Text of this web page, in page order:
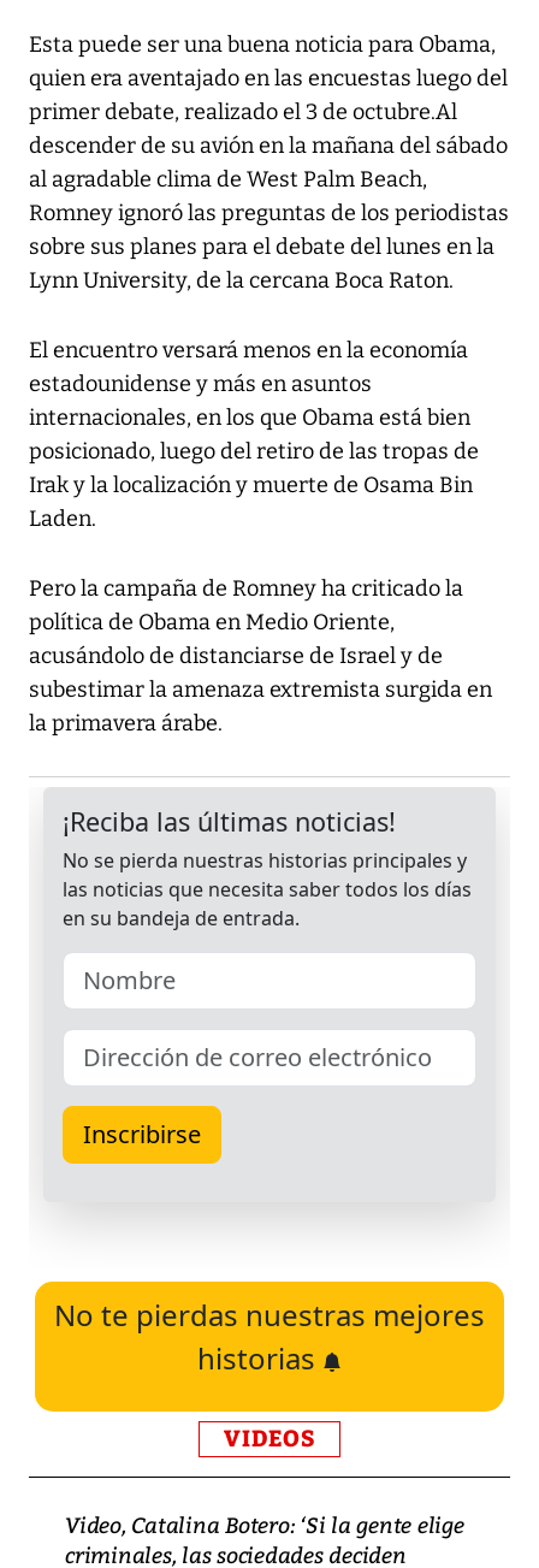
Esta puede ser una buena noticia para Obama,
quien era aventajado en las encuestas luego del
primer debate, realizado el 3 de octubre.Al
descender de su avión en la mañana del sábado
al agradable clima de West Palm Beach,
Romney ignoró las preguntas de los periodistas
sobre sus planes para el debate del lunes en la
Lynn University, de la cercana Boca Raton.
El encuentro versará menos en la economía
estadounidense y más en asuntos
internacionales, en los que Obama está bien
posicionado, luego del retiro de las tropas de
Irak y la localización y muerte de Osama Bin
Laden.
Pero la campaña de Romney ha criticado la
política de Obama en Medio Oriente,
acusándolo de distanciarse de Israel y de
subestimar la amenaza extremista surgida en
la primavera árabe.
No te pierdas nuestras mejores
historias
VIDEOS
Video, Catalina Botero: ‘Si la gente elige
criminales, las sociedades deciden